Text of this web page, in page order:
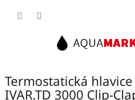
Termostatická
IVAR.TD 3000 Clip-